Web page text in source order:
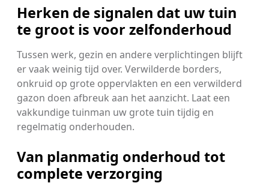
Herken de signalen dat uw tuin
te groot is voor zelfonderhoud
Tussen werk, gezin en andere verplichtingen blijft
er vaak weinig tijd over. Verwilderde borders,
onkruid op grote oppervlakten en een verwilderd
gazon doen afbreuk aan het aanzicht. Laat een
vakkundige tuinman uw grote tuin tijdig en
regelmatig onderhouden.
Van planmatig onderhoud tot
complete verzorging